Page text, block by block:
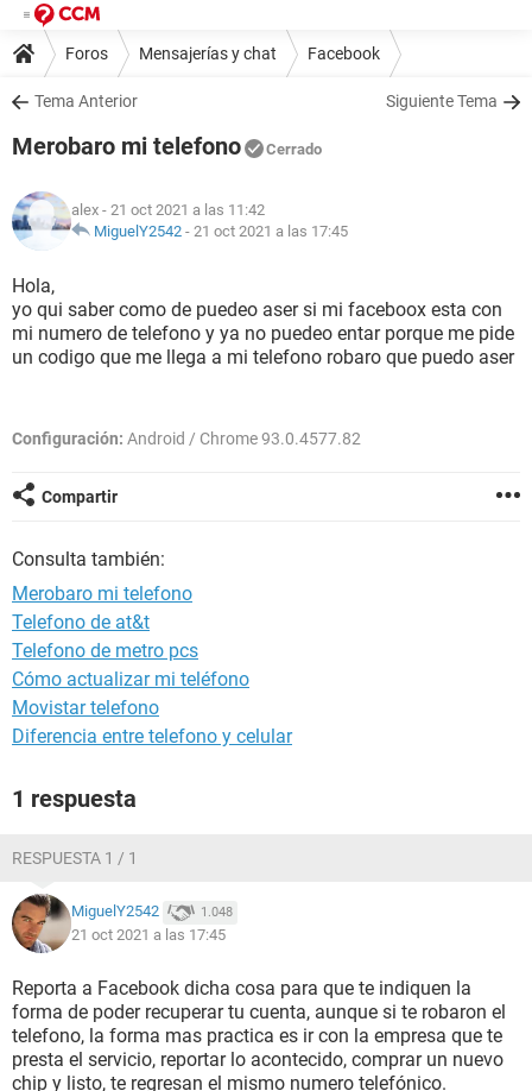
Foros Mensajerías y chat Facebook
Tema Anterior Siguiente Tema
Merobaro mi telefono Cerrado
alex - 21 oct 2021 a las 11:42
MiguelY2542 - 21 oct 2021 a las 17:45
Hola,
yo qui saber como de puedeo aser si mi faceboox esta con
mi numero de telefono y ya no puedeo entar porque me pide
un codigo que me llega a mi telefono robaro que puedo aser
Configuración: Android / Chrome 93.0.4577.82
Compartir
Consulta también:
Merobaro mi telefono
Telefono de at&t
Telefono de metro pcs
Cómo actualizar mi teléfono
Movistar telefono
Diferencia entre telefono y celular
1 respuesta
RESPUESTA 1 / 1
MiguelY2542 1.048
21 oct 2021 a las 17:45
Reporta a Facebook dicha cosa para que te indiquen la
forma de poder recuperar tu cuenta, aunque si te robaron el
telefono, la forma mas practica es ir con la empresa que te
presta el servicio, reportar lo acontecido, comprar un nuevo
chip y listo, te regresan el mismo numero telefónico.